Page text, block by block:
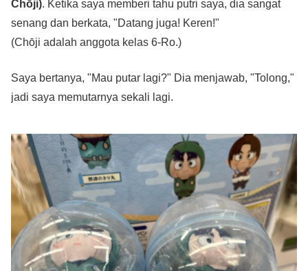
Chōji). Ketika saya memberi tahu putri saya, dia sangat
senang dan berkata, "Datang juga! Keren!"
(Chōji adalah anggota kelas 6-Ro.)
Saya bertanya, "Mau putar lagi?" Dia menjawab, "Tolong,"
jadi saya memutarnya sekali lagi.